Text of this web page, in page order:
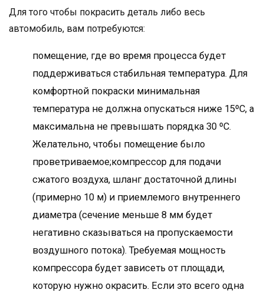
Для того чтобы покрасить деталь либо весь
автомобиль, вам потребуются:
помещение, где во время процесса будет
поддерживаться стабильная температура. Для
комфортной покраски минимальная
температура не должна опускаться ниже 15ºС, а
максимальна не превышать порядка 30 ºС.
Желательно, чтобы помещение было
проветриваемое;компрессор для подачи
сжатого воздуха, шланг достаточной длины
(примерно 10 м) и приемлемого внутреннего
диаметра (сечение меньше 8 мм будет
негативно сказываться на пропускаемости
воздушного потока). Требуемая мощность
компрессора будет зависеть от площади,
которую нужно окрасить. Если это всего одна